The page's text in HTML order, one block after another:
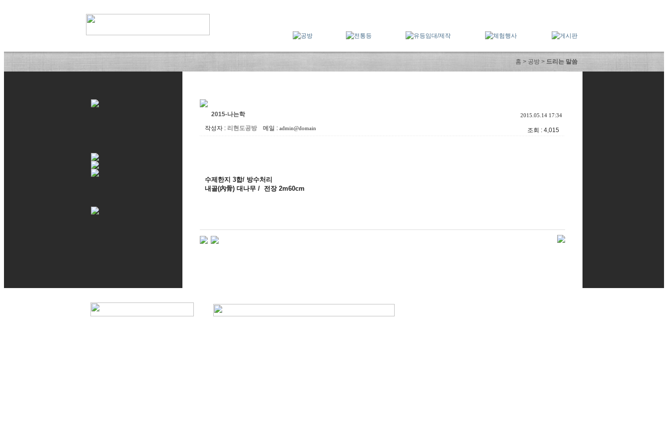
홈 > 공방 > 드리는 말씀
2015-나는학 2015.05.14 17:34
작성자 : 리현도공방 메일 : admin@domain 조회 : 4,015
수제한지 3합/ 방수처리
내골(內骨) 대나무 / 전장 2m60cm